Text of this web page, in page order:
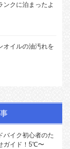
ンクに泊まったよ
オイルの油汚れを
バイク初心者のた
ガイド！5℃〜